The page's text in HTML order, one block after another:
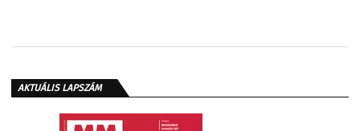
AKTUÁLIS LAPSZÁM